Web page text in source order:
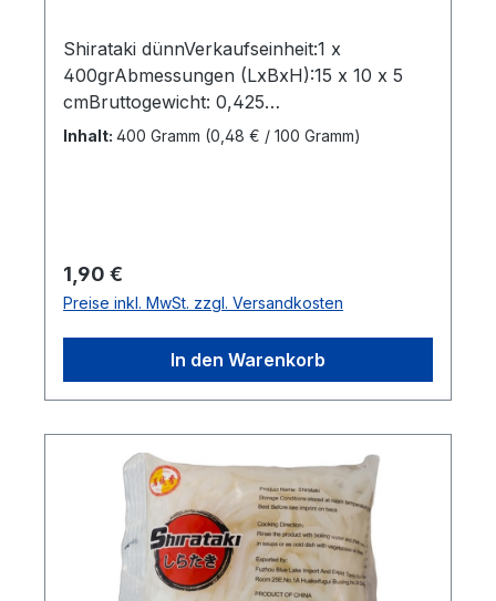
Shirataki dünnVerkaufseinheit:1 x
400grAbmessungen (LxBxH):15 x 10 x 5
cmBruttogewicht: 0,425
kgMarkenname:City
Inhalt: 400 Gramm (0,48 € / 100 Gramm)
Regulärer Preis:
1,90 €
Preise inkl. MwSt. zzgl. Versandkosten
In den Warenkorb